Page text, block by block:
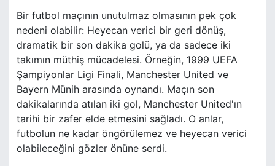
Bir futbol maçının unutulmaz olmasının pek çok
nedeni olabilir: Heyecan verici bir geri dönüş,
dramatik bir son dakika golü, ya da sadece iki
takımın müthiş mücadelesi. Örneğin, 1999 UEFA
Şampiyonlar Ligi Finali, Manchester United ve
Bayern Münih arasında oynandı. Maçın son
dakikalarında atılan iki gol, Manchester United'ın
tarihi bir zafer elde etmesini sağladı. O anlar,
futbolun ne kadar öngörülemez ve heyecan verici
olabileceğini gözler önüne serdi.